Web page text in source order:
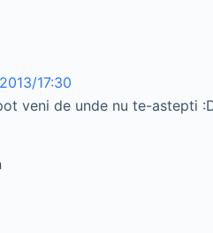
17:30
veni de unde nu te-astepti